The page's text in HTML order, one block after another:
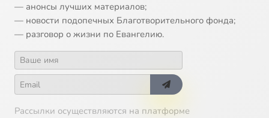
— анонсы лучших материалов;
— новости подопечных Благотворительного фонда;
— разговор о жизни по Евангелию.
Рассылки осуществляются на платформе